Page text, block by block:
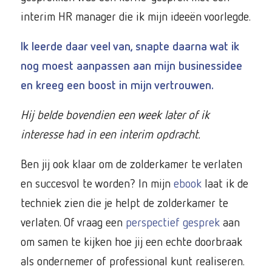
interim HR manager die ik mijn ideeën voorlegde.
Ik leerde daar veel van, snapte daarna wat ik
nog moest aanpassen aan mijn businessidee
en kreeg een boost in mijn vertrouwen.
Hij belde bovendien een week later of ik
interesse had in een interim opdracht.
Ben jij ook klaar om de zolderkamer te verlaten
en succesvol te worden? In mijn ebook laat ik de
techniek zien die je helpt de zolderkamer te
verlaten. Of vraag een perspectief gesprekaan
om samen te kijken hoe jij een echte doorbraak
als ondernemer of professional kunt realiseren.